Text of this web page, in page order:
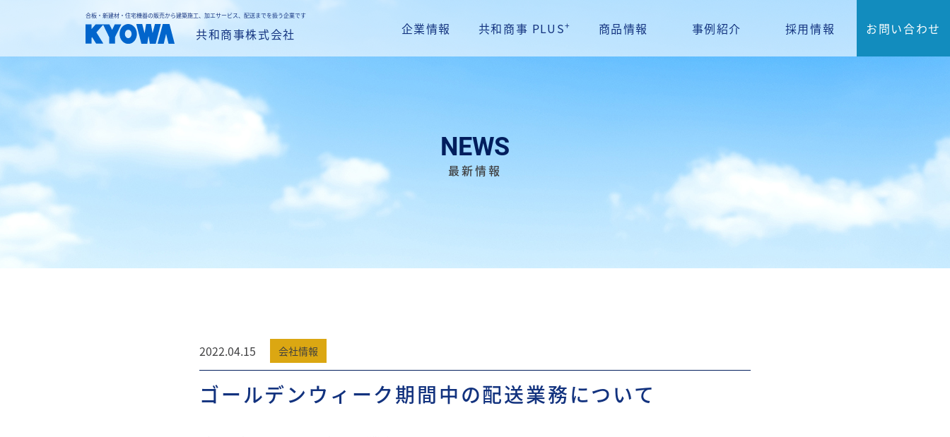
合板・新建材・住宅機器の販売から建築施工、加エサービス、配送までを扱う企業です
共和商事株式会社 企業情報 共和商事 PLUS+ 商品情報 事例紹介 採用情報 お問い合わせ
NEWS
最新情報
2022.04.15 会社情報
ゴールデンウィーク期間中の配送業務について